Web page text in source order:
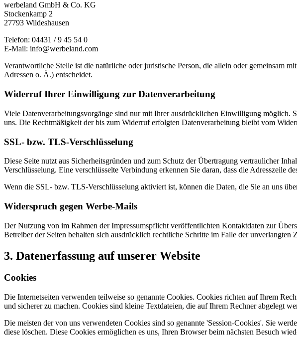
werbeland GmbH & Co. KG
Stockenkamp 2
27793 Wildeshausen
Telefon: 04431 / 9 45 54 0
E-Mail: info@werbeland.com
Verantwortliche Stelle ist die natürliche oder juristische Person, die allein oder gemeinsam
Adressen o. Ä.) entscheidet.
Widerruf Ihrer Einwilligung zur Datenverarbeitung
Viele Datenverarbeitungsvorgänge sind nur mit Ihrer ausdrücklichen Einwilligung
uns. Die Rechtmäßigkeit der bis zum Widerruf erfolgten Datenverarbeitung bleibt vom
SSL- bzw. TLS-Verschlüsselung
Diese Seite nutzt aus Sicherheitsgründen und zum Schutz der Übertragung vertraulicher
Verschlüsselung. Eine verschlüsselte Verbindung erkennen Sie daran, dass die
Wenn die SSL- bzw. TLS-Verschlüsselung aktiviert ist, können die Daten, die Sie an uns
Widerspruch gegen Werbe-Mails
Der Nutzung von im Rahmen der Impressumspflicht veröffentlichten Kontaktdaten zur
Betreiber der Seiten behalten sich ausdrücklich rechtliche Schritte im Falle der
3. Datenerfassung auf unserer Website
Cookies
Die Internetseiten verwenden teilweise so genannte Cookies. Cookies richten auf Ihrem
und sicherer zu machen. Cookies sind kleine Textdateien, die auf Ihrem Rechner abgelegt
Die meisten der von uns verwendeten Cookies sind so genannte 'Session-Cookies'. Sie
diese löschen. Diese Cookies ermöglichen es uns, Ihren Browser beim nächsten Besuch